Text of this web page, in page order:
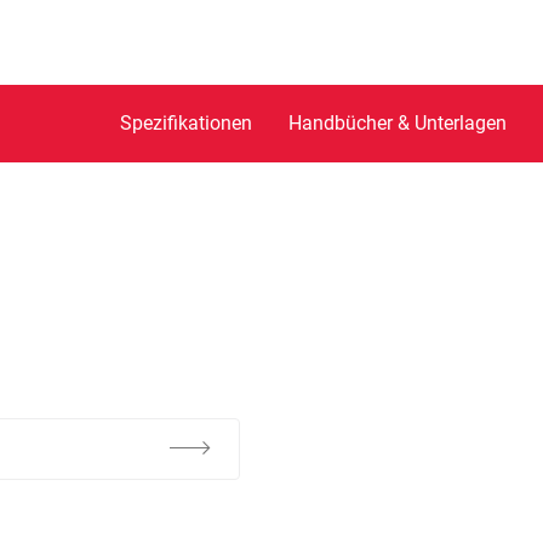
Spezifikationen Handbücher & Unterlagen